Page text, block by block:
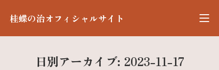
桂蝶の治オフィシャルサイト
日別アーカイブ: 2023-11-17